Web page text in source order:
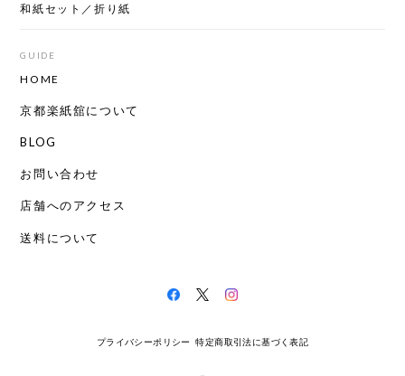
和紙セット／折り紙
GUIDE
HOME
京都楽紙舘について
BLOG
お問い合わせ
店舗へのアクセス
送料について
プライバシーポリシー 特定商取引法に基づく表記